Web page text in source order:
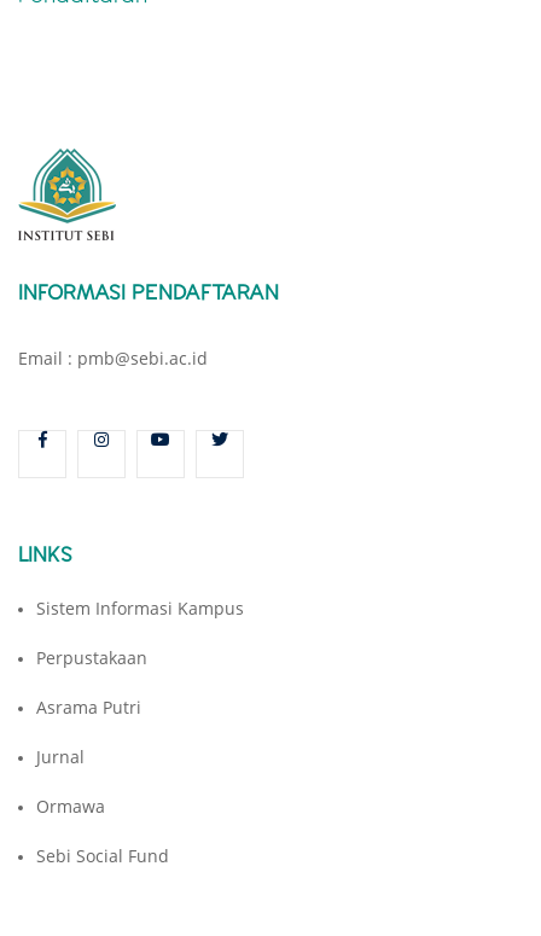
INFORMASI PENDAFTARAN
Email : pmb@sebi.ac.id
LINKS
Sistem Informasi Kampus
Perpustakaan
Asrama Putri
Jurnal
Ormawa
Sebi Social Fund